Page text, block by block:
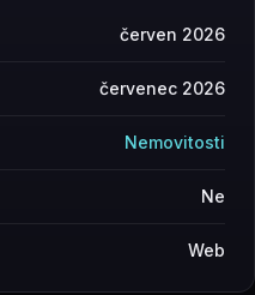
červen 2026
červenec 2026
Nemovitosti
Ne
Web